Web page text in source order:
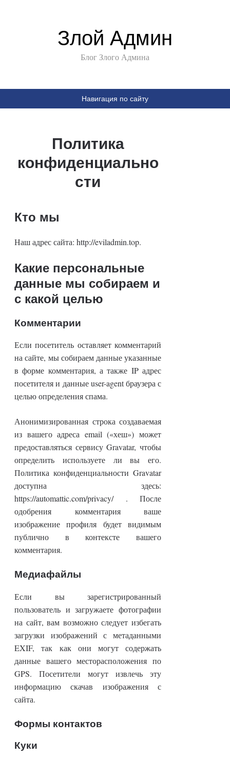
Злой Админ
Блог Злого Админа
Навигация по сайту
Политика
конфиденциально
сти
Кто мы
Наш адрес сайта: http://eviladmin.top.
Какие персональные
данные мы собираем и
с какой целью
Комментарии
Если посетитель оставляет комментарий
на сайте, мы собираем данные указанные
в форме комментария, а также IP адрес
посетителя и данные user-agent браузера с
целью определения спама.
Анонимизированная строка создаваемая
из вашего адреса email («хеш») может
предоставляться сервису Gravatar, чтобы
определить используете ли вы его.
Политика конфиденциальности Gravatar
доступна здесь:
https://automattic.com/privacy/ . После
одобрения комментария ваше
изображение профиля будет видимым
публично в контексте вашего
комментария.
Медиафайлы
Если вы зарегистрированный
пользователь и загружаете фотографии
на сайт, вам возможно следует избегать
загрузки изображений с метаданными
EXIF, так как они могут содержать
данные вашего месторасположения по
GPS. Посетители могут извлечь эту
информацию скачав изображения с
сайта.
Формы контактов
Куки